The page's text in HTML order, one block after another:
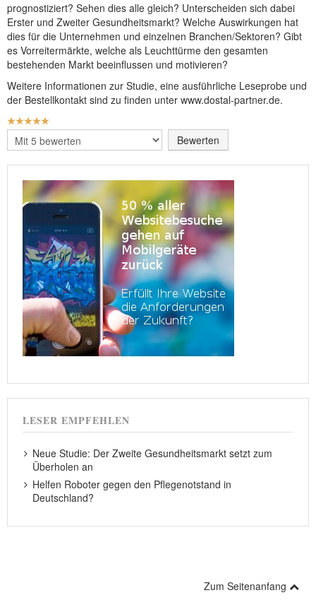
prognostiziert? Sehen dies alle gleich? Unterscheiden sich dabei
Erster und Zweiter Gesundheitsmarkt? Welche Auswirkungen hat
dies für die Unternehmen und einzelnen Branchen/Sektoren? Gibt
es Vorreitermärkte, welche als Leuchttürme den gesamten
bestehenden Markt beeinflussen und motivieren?
Weitere Informationen zur Studie, eine ausführliche Leseprobe und
der Bestellkontakt sind zu finden unter www.dostal-partner.de.
BEWERTUNG:
Bitte
bewerten
LESER EMPFEHLEN
Neue Studie: Der Zweite Gesundheitsmarkt setzt zum
Überholen an
Helfen Roboter gegen den Pflegenotstand in
Deutschland?
Zum Seitenanfang